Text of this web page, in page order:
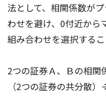
法として、相関係数が
わせを避け、0付近から
組み合わせを選択するこ
2つの証券Ａ、Ｂの相関
（2つの証券の共分散